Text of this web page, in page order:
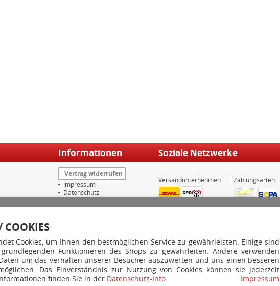
COOKIES
Cookies, um Ihnen den bestmöglichen Service zu gewährleisten. Einige sind
Funktionieren des Shops zu gewährleiten. Andere verwenden
um das verhalten unserer Besucher auszuwerten und uns einen besseren
Das Einverständnis zur Nutzung von Cookies können sie jederzeit
finden Sie in der Datenschutz-Info. Impressum
Informationen Soziale Netzwerke
Vertrag widerrufen
Impressum
Datenschutz
AGB
Warenkorb
GPSR
Versandunternehmen Zahlungsarten